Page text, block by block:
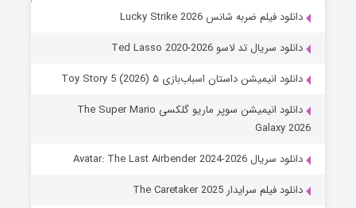
دانلود فیلم ضربه شانس Lucky Strike 2026
دانلود سریال تد لاسو Ted Lasso 2020-2026
دانلود انیمیشن داستان اسباب‌بازی ۵ Toy Story 5 (2026)
دانلود انیمیشن سوپر ماریو گلکسی The Super Mario
Galaxy 2026
دانلود سریال Avatar: The Last Airbender 2024-2026
دانلود فیلم سرایدار The Caretaker 2025